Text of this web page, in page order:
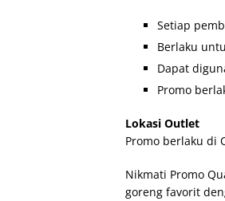
Setiap
Berlaku
Dapat
Promo
Lokasi Outlet
Promo berlaku di
Nikmati Promo
goreng favorit